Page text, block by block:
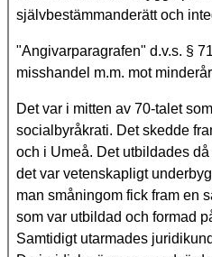
självbestämmanderätt och
"Angivarparagrafen" d.v.s. §
misshandel m.m. mot
Det var i mitten av 70-talet
socialbyråkrati. Det skedde
och i Umeå. Det utbildades
det var vetenskapligt
man småningom fick fram en
som var utbildad och formad
Samtidigt utarmades